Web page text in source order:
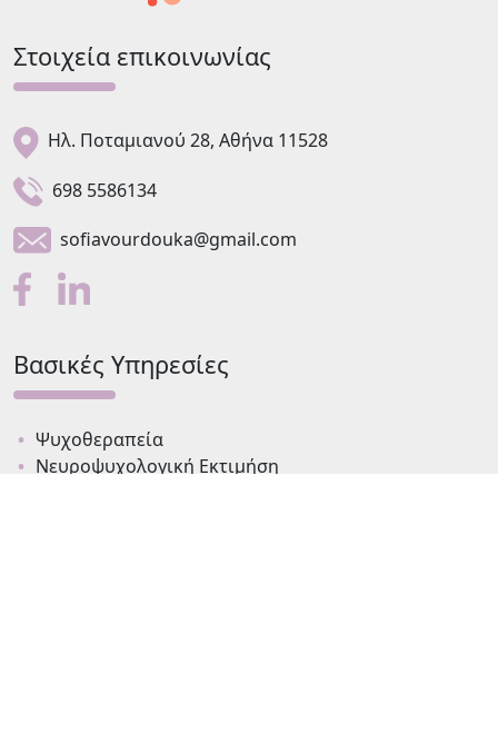
Στοιχεία επικοινωνίας
Ηλ. Ποταμιανού 28, Αθήνα 11528
698 5586134
sofiavourdouka@gmail.com
Βασικές Υπηρεσίες
Ψυχοθεραπεία
Νευροψυχολογική Εκτιμήση